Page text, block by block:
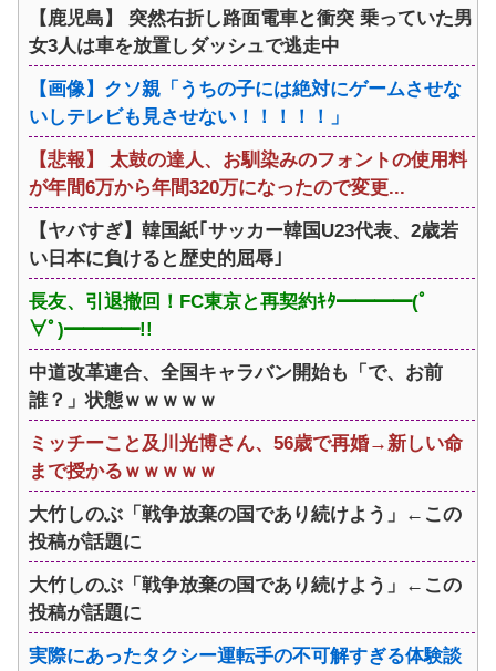
【鹿児島】 突然右折し路面電車と衝突 乗っていた男
女3人は車を放置しダッシュで逃走中
【画像】クソ親「うちの子には絶対にゲームさせな
いしテレビも見させない！！！！！」
【悲報】 太鼓の達人、お馴染みのフォントの使用料
が年間6万から年間320万になったので変更...
【ヤバすぎ】韓国紙｢サッカー韓国U23代表、2歳若
い日本に負けると歴史的屈辱｣
長友、引退撤回！FC東京と再契約ｷﾀ━━━━(ﾟ
∀ﾟ)━━━━!!
中道改革連合、全国キャラバン開始も「で、お前
誰？」状態ｗｗｗｗｗ
ミッチーこと及川光博さん、56歳で再婚→新しい命
まで授かるｗｗｗｗｗ
大竹しのぶ「戦争放棄の国であり続けよう」←この
投稿が話題に
大竹しのぶ「戦争放棄の国であり続けよう」←この
投稿が話題に
実際にあったタクシー運転手の不可解すぎる体験談